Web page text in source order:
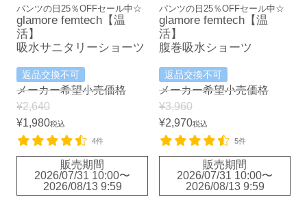
パンツの日25％OFFセール中☆
glamore femtech【温
活】
吸水サニタリーショーツ
返品交換不可
メーカー希望小売価格
¥2,640
¥1,980税込
4件
販売期間
2026/07/31 10:00〜
2026/08/13 9:59
パンツの日25％OFFセール中☆
glamore femtech【温
活】
腹巻吸水ショーツ
返品交換不可
メーカー希望小売価格
¥3,960
¥2,970税込
5件
販売期間
2026/07/31 10:00〜
2026/08/13 9:59